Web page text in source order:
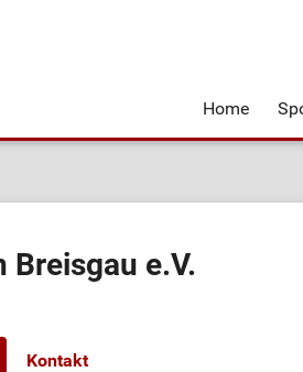
Home
e.V.
Kontakt